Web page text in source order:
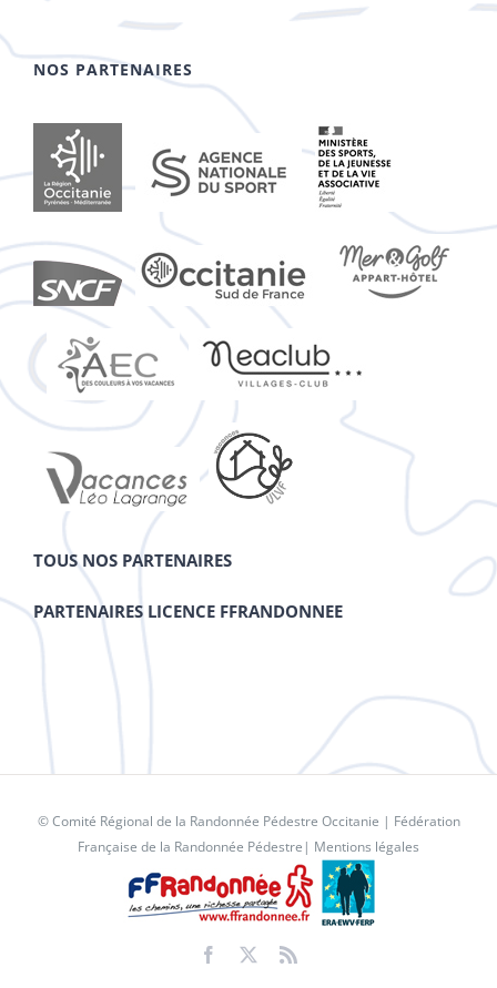
NOS PARTENAIRES
TOUS NOS PARTENAIRES
PARTENAIRES LICENCE FFRANDONNEE
© Comité Régional de la Randonnée Pédestre Occitanie | Fédération
Française de la Randonnée Pédestre | Mentions légales
Facebook